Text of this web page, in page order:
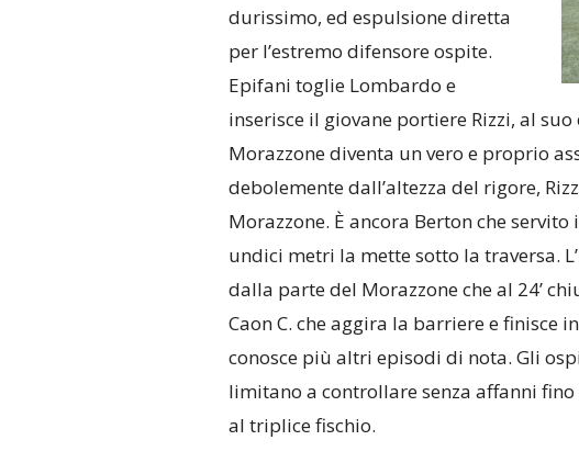
durissimo, ed espulsione diretta
per l’estremo difensore ospite.
Epifani toglie Lombardo e
inserisce il giovane portiere Rizzi, al
Morazzone diventa un vero e proprio
debolemente dall’altezza del rigore,
Morazzone. È ancora Berton che
undici metri la mette sotto la traversa.
dalla parte del Morazzone che al 24’
Caon C. che aggira la barriere e finisce
conosce più altri episodi di nota. Gli
limitano a controllare senza affanni
al triplice fischio.